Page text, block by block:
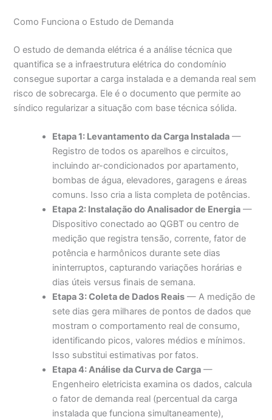
Como Funciona o Estudo de Demanda
O estudo de demanda elétrica é a análise técnica que
quantifica se a infraestrutura elétrica do condomínio
consegue suportar a carga instalada e a demanda real sem
risco de sobrecarga. Ele é o documento que permite ao
síndico regularizar a situação com base técnica sólida.
Etapa 1: Levantamento da Carga Instalada —
Registro de todos os aparelhos e circuitos,
incluindo ar-condicionados por apartamento,
bombas de água, elevadores, garagens e áreas
comuns. Isso cria a lista completa de potências.
Etapa 2: Instalação do Analisador de Energia —
Dispositivo conectado ao QGBT ou centro de
medição que registra tensão, corrente, fator de
potência e harmônicos durante sete dias
ininterruptos, capturando variações horárias e
dias úteis versus finais de semana.
Etapa 3: Coleta de Dados Reais — A medição de
sete dias gera milhares de pontos de dados que
mostram o comportamento real de consumo,
identificando picos, valores médios e mínimos.
Isso substitui estimativas por fatos.
Etapa 4: Análise da Curva de Carga —
Engenheiro eletricista examina os dados, calcula
o fator de demanda real (percentual da carga
instalada que funciona simultaneamente),